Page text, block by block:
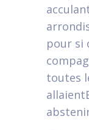
pour si
toutes